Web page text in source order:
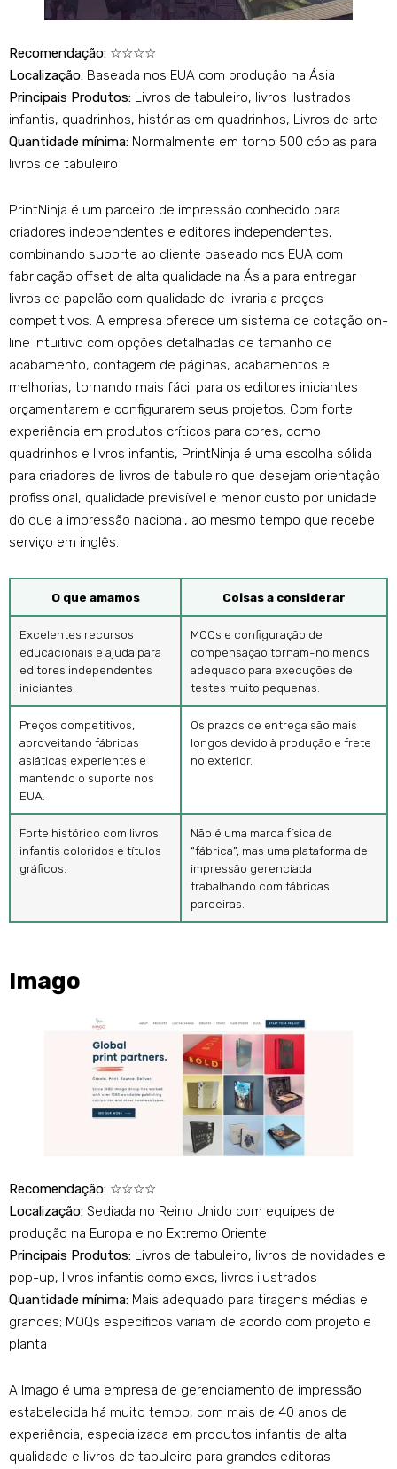
Recomendação: ☆☆☆☆
Localização: Baseada nos EUA com produção na Ásia
Principais Produtos: Livros de tabuleiro, livros ilustrados
infantis, quadrinhos, histórias em quadrinhos, Livros de arte
Quantidade mínima: Normalmente em torno 500 cópias para
livros de tabuleiro
PrintNinja é um parceiro de impressão conhecido para
criadores independentes e editores independentes,
combinando suporte ao cliente baseado nos EUA com
fabricação offset de alta qualidade na Ásia para entregar
livros de papelão com qualidade de livraria a preços
competitivos. A empresa oferece um sistema de cotação on-
line intuitivo com opções detalhadas de tamanho de
acabamento, contagem de páginas, acabamentos e
melhorias, tornando mais fácil para os editores iniciantes
orçamentarem e configurarem seus projetos. Com forte
experiência em produtos críticos para cores, como
quadrinhos e livros infantis, PrintNinja é uma escolha sólida
para criadores de livros de tabuleiro que desejam orientação
profissional, qualidade previsível e menor custo por unidade
do que a impressão nacional, ao mesmo tempo que recebe
serviço em inglês.
O que amamos Coisas a considerar
Excelentes recursos
educacionais e ajuda para
editores independentes
iniciantes.
MOQs e configuração de
compensação tornam-no menos
adequado para execuções de
testes muito pequenas.
Preços competitivos,
aproveitando fábricas
asiáticas experientes e
mantendo o suporte nos
EUA.
Os prazos de entrega são mais
longos devido à produção e frete
no exterior.
Forte histórico com livros
infantis coloridos e títulos
gráficos.
Não é uma marca física de
“fábrica”, mas uma plataforma de
impressão gerenciada
trabalhando com fábricas
parceiras.
Imago
Recomendação: ☆☆☆☆
Localização: Sediada no Reino Unido com equipes de
produção na Europa e no Extremo Oriente
Principais Produtos: Livros de tabuleiro, livros de novidades e
pop-up, livros infantis complexos, livros ilustrados
Quantidade mínima: Mais adequado para tiragens médias e
grandes; MOQs específicos variam de acordo com projeto e
planta
A Imago é uma empresa de gerenciamento de impressão
estabelecida há muito tempo, com mais de 40 anos de
experiência, especializada em produtos infantis de alta
qualidade e livros de tabuleiro para grandes editoras